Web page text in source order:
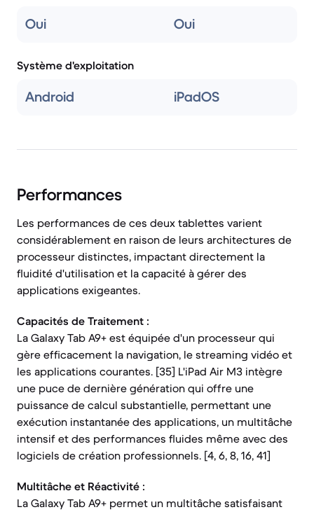
Oui Oui
Système d'exploitation
Android iPadOS
Performances
Les performances de ces deux tablettes varient
considérablement en raison de leurs architectures de
processeur distinctes, impactant directement la
fluidité d'utilisation et la capacité à gérer des
applications exigeantes.
Capacités de Traitement :
La Galaxy Tab A9+ est équipée d'un processeur qui
gère efficacement la navigation, le streaming vidéo et
les applications courantes. [35] L'iPad Air M3 intègre
une puce de dernière génération qui offre une
puissance de calcul substantielle, permettant une
exécution instantanée des applications, un multitâche
intensif et des performances fluides même avec des
logiciels de création professionnels. [4, 6, 8, 16, 41]
Multitâche et Réactivité :
La Galaxy Tab A9+ permet un multitâche satisfaisant